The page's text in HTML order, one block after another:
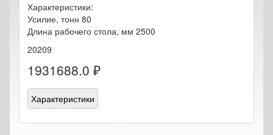
Характеристики:
Усилие, тонн 80
Длина рабочего стола, мм 2500
20209
1931688.0 ₽
Характеристики